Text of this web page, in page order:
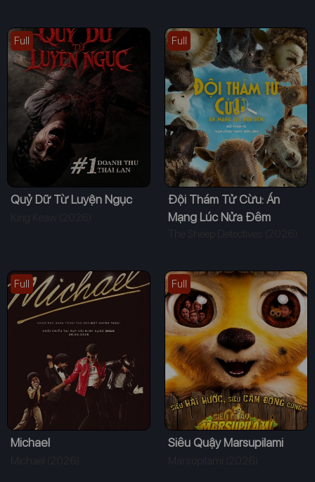
Full
Quỷ Dữ Từ Luyện Ngục
Full
Đội Thám Tử Cừu: Án
Mạng Lúc Nửa Đêm
Full
Michael
Full
Siêu Quậy Marsupilami